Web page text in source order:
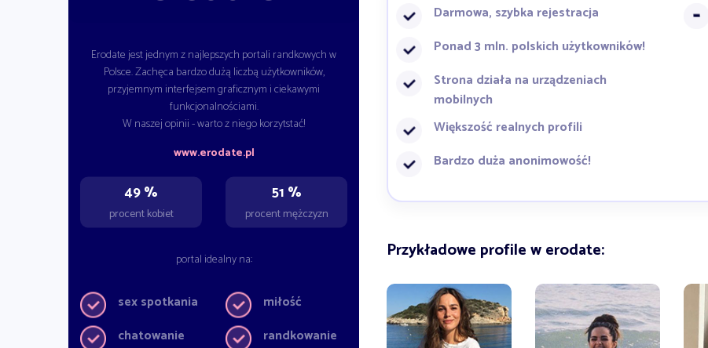
Erodate jest jednym z najlepszych portali randkowych w
Polsce. Zachęca bardzo dużą liczbą użytkowników,
przyjemnym interfejsem graficznym i ciekawymi
funkcjonalnościami.
W naszej opinii - warto z niego korzytstać!
www.erodate.pl
49 %
procent kobiet
51 %
procent mężczyzn
portal idealny na:
sex spotkania
chatowanie
miłość
randkowanie
Darmowa, szybka rejestracja
Ponad 3 mln. polskich użytkowników!
Strona działa na urządzeniach
mobilnych
Większość realnych profili
Bardzo duża anonimowość!
Przykładowe profile w erodate: